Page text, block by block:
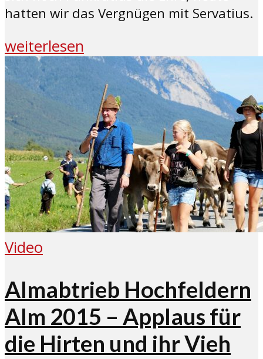
hatten wir das Vergnügen mit Servatius.
weiterlesen
Video
Almabtrieb Hochfeldern
Alm 2015 – Applaus für
die Hirten und ihr Vieh